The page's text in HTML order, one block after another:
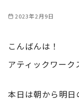
2023年2月9日
こんばんは！
アティックワーク
本日は朝から明日